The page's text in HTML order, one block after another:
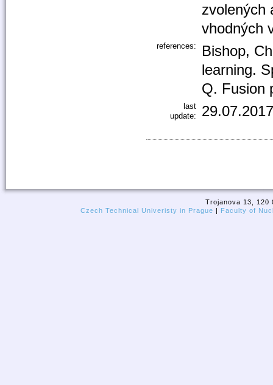
zvolených
vhodných
references:
Bishop,
learning.
Q. Fusion
last
update:
Trojanova 13, 120
Czech Technical Univeristy in Prague
Faculty of